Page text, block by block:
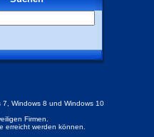
7, Windows 8 und Windows 10
Firmen.
erreicht werden können.